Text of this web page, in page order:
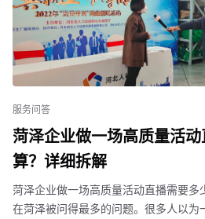
服务问答
菏泽企业做一场高质量活
算？详细拆解
菏泽企业做一场高质量活动直播需要多
在菏泽被问得最多的问题。很多人以为